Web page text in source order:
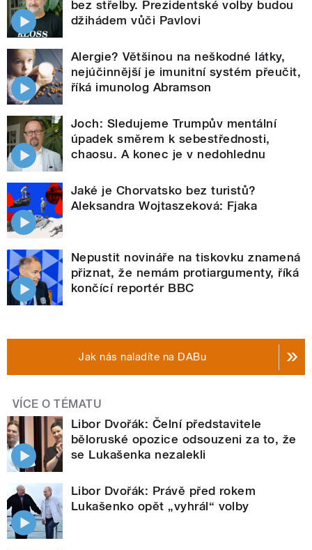
bez střelby. Prezidentské volby budou
džihádem vůči Pavlovi
Alergie? Většinou na neškodné látky,
nejúčinnější je imunitní systém přeučit,
říká imunolog Abramson
Joch: Sledujeme Trumpův mentální
úpadek směrem k sebestřednosti,
chaosu. A konec je v nedohlednu
Jaké je Chorvatsko bez turistů?
Aleksandra Wojtaszeková: Fjaka
Nepustit novináře na tiskovku znamená
přiznat, že nemám protiargumenty, říká
končící reportér BBC
Jak nás naladíte na DABu
VÍCE O TÉMATU
Libor Dvořák: Čelní představitele
běloruské opozice odsouzeni za to, že
se Lukašenka nezalekli
Libor Dvořák: Právě před rokem
Lukašenko opět „vyhrál“ volby